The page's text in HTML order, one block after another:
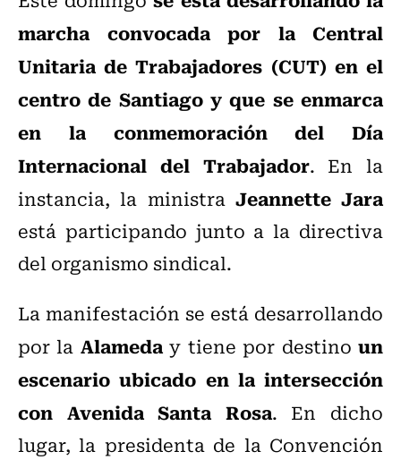
marcha convocada por la Central
Unitaria de Trabajadores (CUT) en el
centro de Santiago y que se enmarca
en la conmemoración del Día
Internacional del Trabajador. En la
instancia, la ministra Jeannette Jara
está participando junto a la directiva
del organismo sindical.
La manifestación se está desarrollando
por la Alameday tiene por destino un
escenario ubicado en la intersección
con Avenida Santa Rosa. En dicho
lugar, la presidenta de la Convención